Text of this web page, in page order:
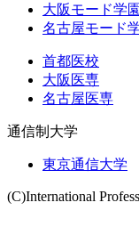
大阪モード学園
名古屋モード
首都医校
大阪医専
名古屋医専
通信制大学
東京通信大学
(C)International